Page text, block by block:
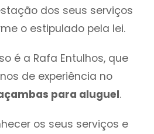
dos seus serviços
o estipulado pela lei.
é a Rafa Entulhos, que
de experiência no
para aluguel.
os seus serviços e